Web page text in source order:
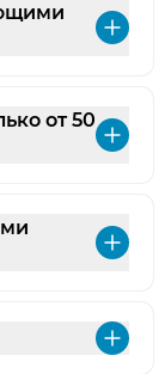
от 50